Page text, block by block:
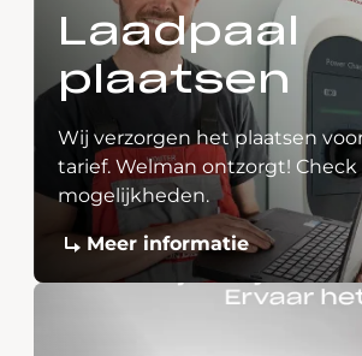
Laadpaal
plaatsen
Wij verzorgen het plaatsen
tarief. Welman ontzorgt! Check
mogelijkheden.
Meer informatie